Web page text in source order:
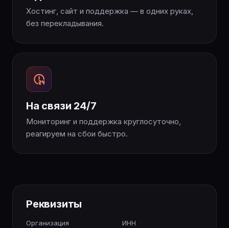
Хостинг, сайт и поддержка — в одних руках,
без перекладывания.
На связи 24/7
Мониторинг и поддержка круглосуточно,
реагируем на сбои быстро.
Реквизиты
Организация ИНН